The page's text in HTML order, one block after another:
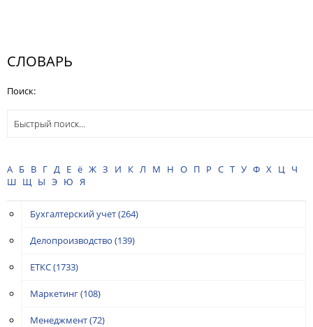
СЛОВАРЬ
Поиск:
А Б В Г Д Е ё Ж З И К Л М Н О П Р С Т У Ф Х Ц
Ч
Ш Щ Ы Э Ю Я
Бухгалтерский учет(264)
Делопроизводство (139)
ЕТКС(1733)
Маркетинг(108)
Менеджмент(72)